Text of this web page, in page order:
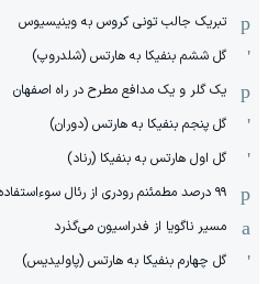
تبریک جالب تونی کروس به وینیسیوس
گل ششم بنفیکا به هارتس (شلدروپ)
یک گلر و یک مدافع مطرح در راه اصفهان
گل پنجم بنفیکا به هارتس (دوران)
گل اول هارتس به بنفیکا (رناد)
۹۹ درصد مطمئنم رودری از رئال سوءاستفاده کرد
مسیر ناگویا از فدراسیون می‌گذرد
گل چهارم بنفیکا به هارتس (پاولیدیس)